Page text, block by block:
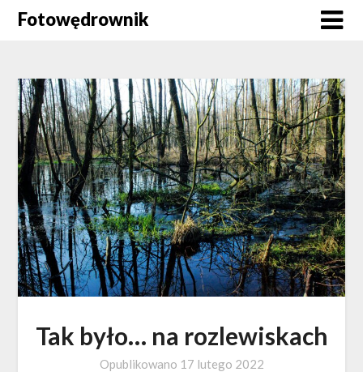
SkipFotowędrownik
Tak było… na rozlewiskach
Opublikowano 17 lutego 2022